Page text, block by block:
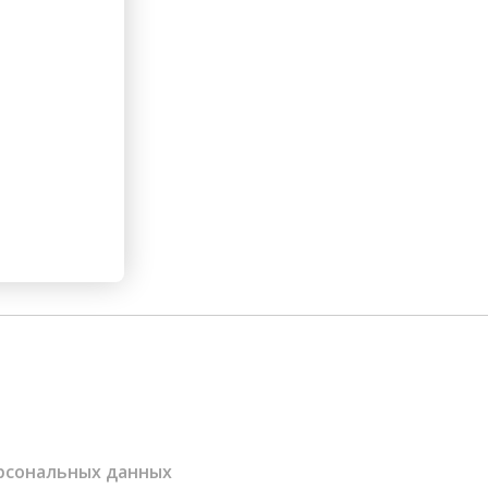
данных